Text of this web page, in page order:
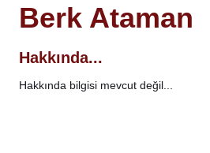
Berk Ataman
Hakkında...
Hakkında bilgisi mevcut değil...